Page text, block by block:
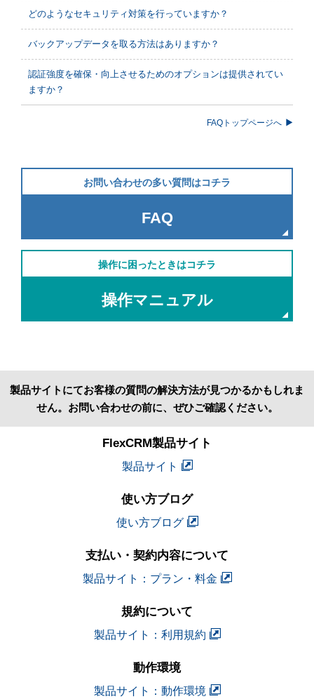
どのようなセキュリティ対策を行っていますか？
バックアップデータを取る方法はありますか？
認証強度を確保・向上させるためのオプションは提供されてい
ますか？
FAQトップページへ
お問い合わせの多い質問はコチラ
FAQ
操作に困ったときはコチラ
操作マニュアル
製品サイトにてお客様の質問の解決方法が見つかるかもしれま
せん。お問い合わせの前に、ぜひご確認ください。
FlexCRM製品サイト
製品サイト
使い方ブログ
使い方ブログ
支払い・契約内容について
製品サイト：プラン・料金
規約について
製品サイト：利用規約
動作環境
製品サイト：動作環境